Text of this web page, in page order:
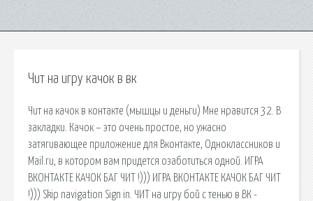
Чит на игру качок в вк
Чит на качок в контакте (мышцы и деньги) Мне нравится 32. В
закладки. Качок – это очень простое, но ужасно
затягивающее приложение для Вконтакте, Одноклассников и
Mail.ru, в котором вам придется озаботиться одной. ИГРА
ВКОНТАКТЕ КАЧОК БАГ ЧИТ !))) ИГРА ВКОНТАКТЕ КАЧОК БАГ ЧИТ
!))) Skip navigation Sign in. ЧИТ на игру бой с тенью в ВК -